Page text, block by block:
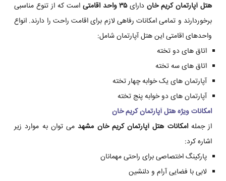
هتل آپارتمان کریم خاندارای۳۵ واحد اقامتی
است که از تنوع مناسبی
برخوردارند و تمامی امکانات رفاهی لازم برای اقامت راحت را دارند. انواع
واحدهای اقامتی این هتل آپارتمان شامل:
اتاق های دو تخته
اتاق های سه تخته
آپارتمان های یک خوابه چهار تخته
آپارتمان های دو خوابه پنج تخته
امکانات ویژه هتل آپارتمان کریم خان
از جملهامکانات هتل آپارتمان کریم خان مشهدمی توان به موارد زیر
اشاره کرد:
پارکینگ اختصاصی برای راحتی مهمانان
لابی با فضایی آرام و دلنشین